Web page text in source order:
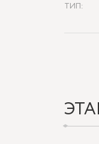
ТИП: